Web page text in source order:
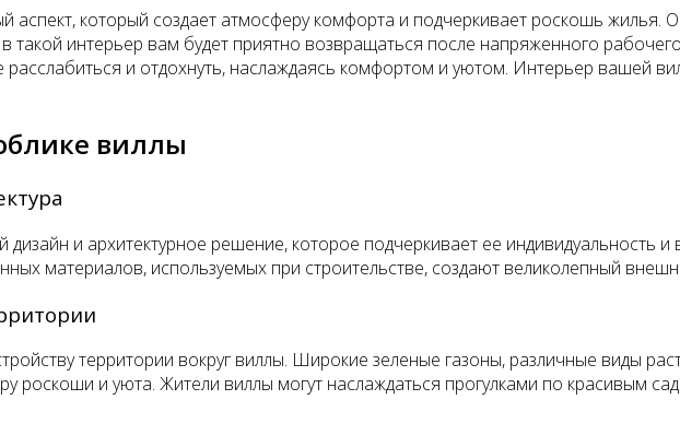
аспект, который создает атмосферу комфорта и подчеркивает роскошь
такой интерьер вам будет приятно возвращаться после напряженного
и отдохнуть, наслаждаясь комфортом и уютом. Интерьер вашей
виллы
и архитектурное решение, которое подчеркивает ее индивидуальность
материалов, используемых при строительстве, создают великолепный
территории вокруг виллы. Широкие зеленые газоны, различные виды
роскоши и уюта. Жители виллы могут наслаждаться прогулками по красивым